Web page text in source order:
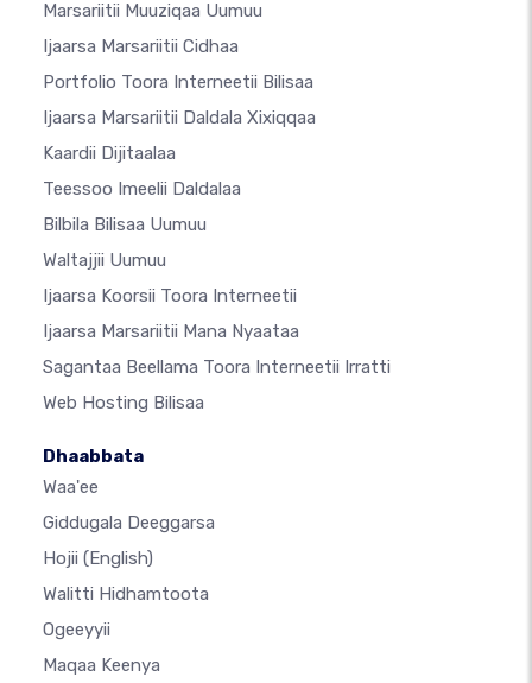
Marsariitii Muuziqaa Uumuu
Ijaarsa Marsariitii Cidhaa
Portfolio Toora Interneetii Bilisaa
Ijaarsa Marsariitii Daldala Xixiqqaa
Kaardii Dijitaalaa
Teessoo Imeelii Daldalaa
Bilbila Bilisaa Uumuu
Waltajjii Uumuu
Ijaarsa Koorsii Toora Interneetii
Ijaarsa Marsariitii Mana Nyaataa
Sagantaa Beellama Toora Interneetii Irratti
Web Hosting Bilisaa
Dhaabbata
Waa'ee
Giddugala Deeggarsa
Hojii (English)
Walitti Hidhamtoota
Ogeeyyii
Maqaa Keenya